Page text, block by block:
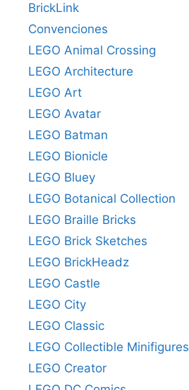
BrickLink
Convenciones
LEGO Animal Crossing
LEGO Architecture
LEGO Art
LEGO Avatar
LEGO Batman
LEGO Bionicle
LEGO Bluey
LEGO Botanical Collection
LEGO Braille Bricks
LEGO Brick Sketches
LEGO BrickHeadz
LEGO Castle
LEGO City
LEGO Classic
LEGO Collectible Minifigures
LEGO Creator